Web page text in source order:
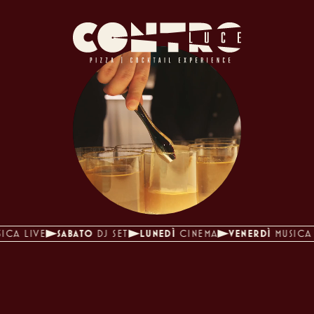
LIVE SABATODJ SET LUNEDÌCINEMA VENERDÌMUSICA